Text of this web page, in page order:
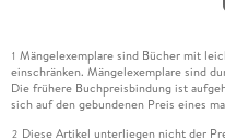
1 Mängelexemplare sind Bücher mit
einschränken. Mängelexemplare sind
Die frühere Buchpreisbindung ist
sich auf den gebundenen Preis eines
2 Diese Artikel unterliegen nicht der